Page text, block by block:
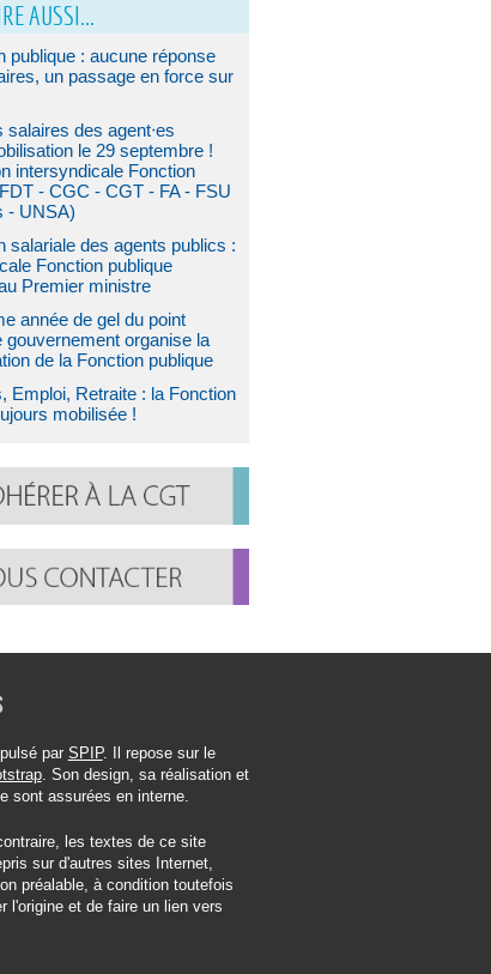
AUSSI...
publique : aucune réponse
un passage en force sur
salaires des agent⋅es
le 29 septembre !
intersyndicale Fonction
- CGC - CGT - FA - FSU
- UNSA)
salariale des agents publics :
Fonction publique
Premier ministre
année de gel du point
gouvernement organise la
de la Fonction publique
Emploi, Retraite : la Fonction
mobilisée !
par SPIP. Il repose sur le
. Son design, sa réalisation et
sont assurées en interne.
les textes de ce site
sur d'autres sites Internet,
préalable, à condition toutefois
l'origine et de faire un lien vers